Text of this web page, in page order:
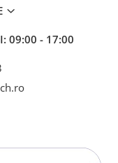
09:00 - 17:00